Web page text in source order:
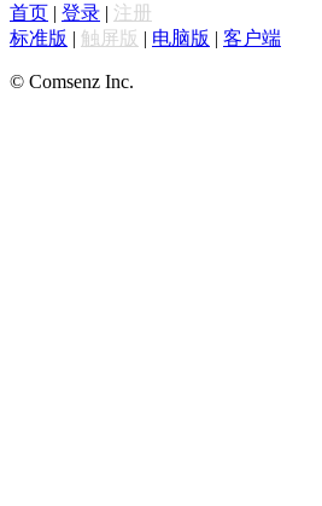
首页 | 登录 | 注册
标准版 | 触屏版 | 电脑版 | 客户端
© Comsenz Inc.